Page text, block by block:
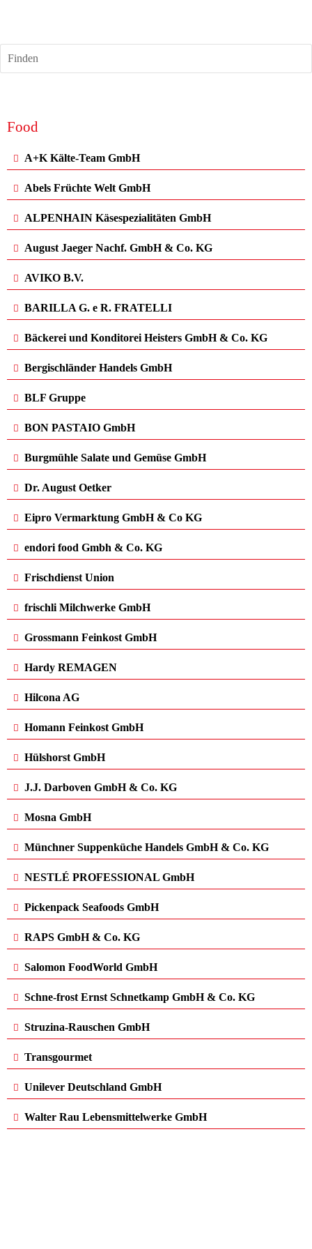
Finden
Food
A+K Kälte-Team GmbH
Abels Früchte Welt GmbH
ALPENHAIN Käsespezialitäten GmbH
August Jaeger Nachf. GmbH & Co. KG
AVIKO B.V.
BARILLA G. e R. FRATELLI
Bäckerei und Konditorei Heisters GmbH & Co. KG
Bergischländer Handels GmbH
BLF Gruppe
BON PASTAIO GmbH
Burgmühle Salate und Gemüse GmbH
Dr. August Oetker
Eipro Vermarktung GmbH & Co KG
endori food Gmbh & Co. KG
Frischdienst Union
frischli Milchwerke GmbH
Grossmann Feinkost GmbH
Hardy REMAGEN
Hilcona AG
Homann Feinkost GmbH
Hülshorst GmbH
J.J. Darboven GmbH & Co. KG
Mosna GmbH
Münchner Suppenküche Handels GmbH & Co. KG
NESTLÉ PROFESSIONAL GmbH
Pickenpack Seafoods GmbH
RAPS GmbH & Co. KG
Salomon FoodWorld GmbH
Schne-frost Ernst Schnetkamp GmbH & Co. KG
Struzina-Rauschen GmbH
Transgourmet
Unilever Deutschland GmbH
Walter Rau Lebensmittelwerke GmbH